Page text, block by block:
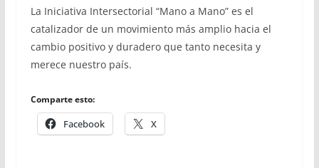
La Iniciativa Intersectorial “Mano a Mano” es el
catalizador de un movimiento más amplio hacia el
cambio positivo y duradero que tanto necesita y
merece nuestro país.
Comparte esto:
Facebook X